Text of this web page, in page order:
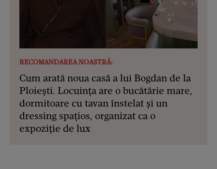
RECOMANDAREA NOASTRĂ:
Cum arată noua casă a lui Bogdan de la
Ploiești. Locuința are o bucătărie mare,
dormitoare cu tavan înstelat și un
dressing spațios, organizat ca o
expoziție de lux